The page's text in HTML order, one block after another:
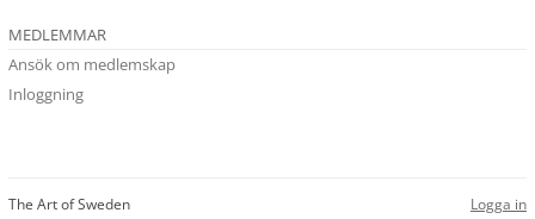
MEDLEMMAR
Ansök om medlemskap
Inloggning
Logga in
The Art of Sweden